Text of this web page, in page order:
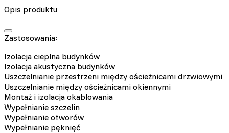
Opis produktu
Zastosowania:
Izolacja cieplna budynków
Izolacja akustyczna budynków
Uszczelnianie przestrzeni między ościeżnicami drzwiowymi
Uszczelnianie między ościeżnicami okiennymi
Montaż i izolacja okablowania
Wypełnianie szczelin
Wypełnianie otworów
Wypełnianie pęknięć